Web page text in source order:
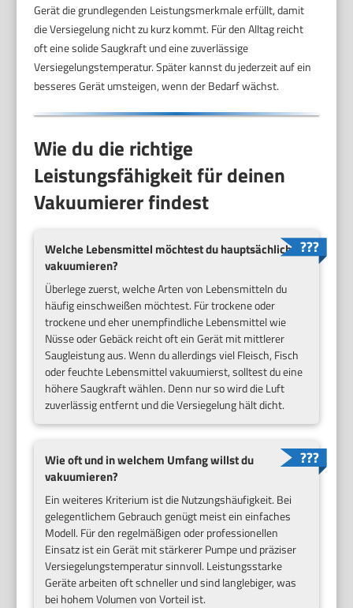
Gerät die grundlegenden Leistungsmerkmale erfüllt, damit
die Versiegelung nicht zu kurz kommt. Für den Alltag reicht
oft eine solide Saugkraft und eine zuverlässige
Versiegelungstemperatur. Später kannst du jederzeit auf ein
besseres Gerät umsteigen, wenn der Bedarf wächst.
Wie du die richtige
Leistungsfähigkeit für deinen
Vakuumierer findest
Welche Lebensmittel möchtest du hauptsächlich
vakuumieren?
Überlege zuerst, welche Arten von Lebensmitteln du
häufig einschweißen möchtest. Für trockene oder
trockene und eher unempfindliche Lebensmittel wie
Nüsse oder Gebäck reicht oft ein Gerät mit mittlerer
Saugleistung aus. Wenn du allerdings viel Fleisch, Fisch
oder feuchte Lebensmittel vakuumierst, solltest du eine
höhere Saugkraft wählen. Denn nur so wird die Luft
zuverlässig entfernt und die Versiegelung hält dicht.
Wie oft und in welchem Umfang willst du
vakuumieren?
Ein weiteres Kriterium ist die Nutzungshäufigkeit. Bei
gelegentlichem Gebrauch genügt meist ein einfaches
Modell. Für den regelmäßigen oder professionellen
Einsatz ist ein Gerät mit stärkerer Pumpe und präziser
Versiegelungstemperatur sinnvoll. Leistungsstarke
Geräte arbeiten oft schneller und sind langlebiger, was
bei hohem Volumen von Vorteil ist.